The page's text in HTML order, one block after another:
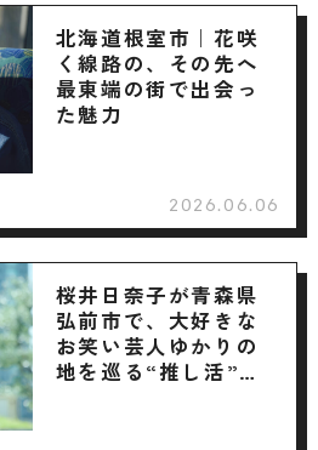
北海道根室市｜花咲
く線路の、その先へ
最東端の街で出会っ
た魅力
2026.06.06
桜井日奈子が青森県
弘前市で、大好きな
お笑い芸人ゆかりの
地を巡る“推し活”旅